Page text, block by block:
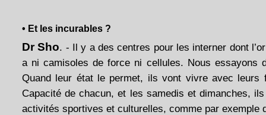
• Et les incurables ?
Dr Sho. - Il y a des centres pour les interner dont
a ni camisoles de force ni cellules. Nous essayons
Quand leur état le permet, ils vont vivre avec leurs
Capacité de chacun, et les samedis et dimanches,
activités sportives et culturelles, comme par exemple